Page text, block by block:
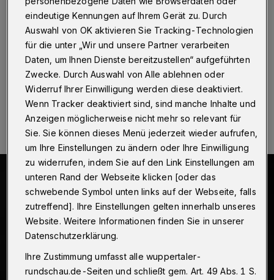
Wuppertal· ... aus Wuppertal dürfte nur den wenigsten
bekannt sein: Dr. Walter Simons, der 1861 in Elberfeld
geboren wurde und 1937 bei Potsdam starb, war
Präsident des Reichsgerichts.
18.05.2025 , 14:00 Uhr Eine Minute Lesezeit
eindeutige Kennungen auf Ihrem Gerät zu. Durch
Auswahl von OK aktivieren Sie Tracking-Technologien
für die unter „Wir und unsere Partner verarbeiten
Daten, um Ihnen Dienste bereitzustellen“ aufgeführten
Zwecke. Durch Auswahl von Alle ablehnen oder
Widerruf Ihrer Einwilligung werden diese deaktiviert.
Wenn Tracker deaktiviert sind, sind manche Inhalte und
Anzeigen möglicherweise nicht mehr so relevant für
Sie. Sie können dieses Menü jederzeit wieder aufrufen,
um Ihre Einstellungen zu ändern oder Ihre Einwilligung
zu widerrufen, indem Sie auf den Link Einstellungen am
unteren Rand der Webseite klicken [oder das
schwebende Symbol unten links auf der Webseite, falls
zutreffend]. Ihre Einstellungen gelten innerhalb unseres
Website. Weitere Informationen finden Sie in unserer
Datenschutzerklärung.
Ihre Zustimmung umfasst alle wuppertaler-
rundschau.de-Seiten und schließt gem. Art. 49 Abs. 1 S.